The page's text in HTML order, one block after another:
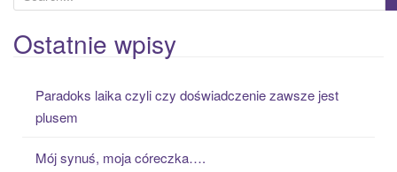
e
a
r
Ostatnie wpisy
Paradoks laika czyli czy doświadczenie zawsze jest
plusem
Mój synuś, moja córeczka….